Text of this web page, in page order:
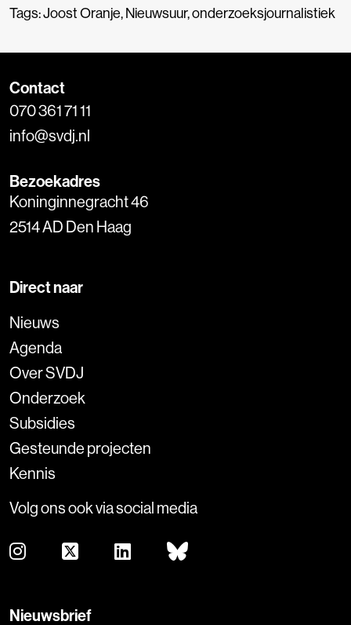
Tags:Joost Oranje,Nieuwsuur,onderzoeksjournalistiek
Contact
070 361 71 11
info@svdj.nl
Bezoekadres
Koninginnegracht 46
2514 AD Den Haag
Direct naar
Nieuws
Agenda
Over SVDJ
Onderzoek
Subsidies
Gesteunde projecten
Kennis
Volg ons ook via social media
Nieuwsbrief